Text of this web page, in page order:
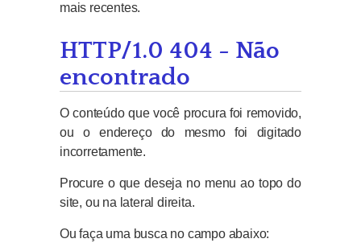
mais recentes.
HTTP/1.0 404 - Não
encontrado
O conteúdo que você procura foi removido,
ou o endereço do mesmo foi digitado
incorretamente.
Procure o que deseja no menu ao topo do
site, ou na lateral direita.
Ou faça uma busca no campo abaixo: